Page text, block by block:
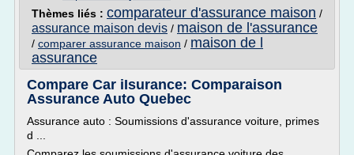
Thèmes liés : comparateur d'assurance maison /
assurance maison devis / maison de l'assurance
/ comparer assurance maison / maison de l
assurance
Compare Car iIsurance: Comparaison
Assurance Auto Quebec
Assurance auto : Soumissions d'assurance voiture, primes
d ...